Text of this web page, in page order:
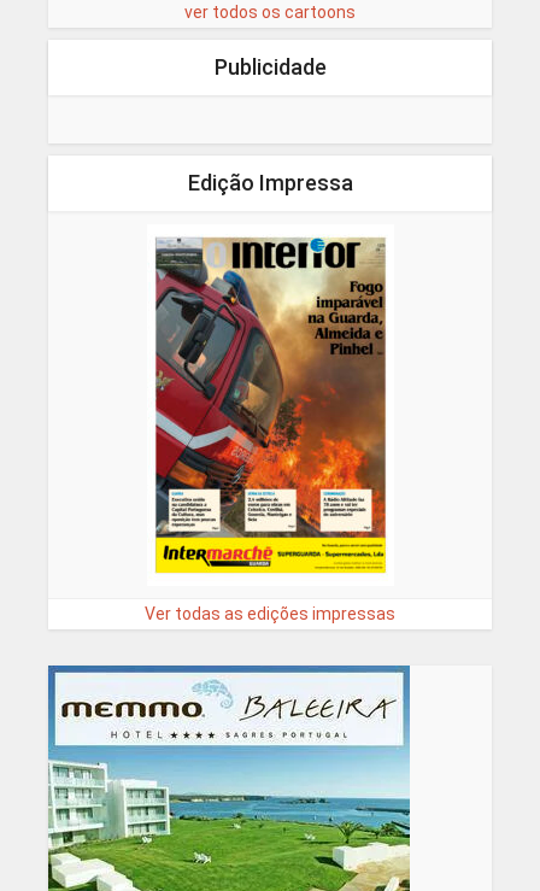
ver todos os cartoons
Publicidade
Edição Impressa
Ver todas as edições impressas